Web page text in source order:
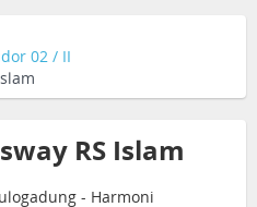
02 / II
RS Islam
- Harmoni